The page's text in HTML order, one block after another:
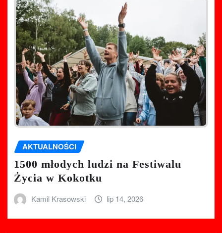
AKTUALNOŚCI
1500 młodych ludzi na Festiwalu
Życia w Kokotku
Kamil Krasowski lip 14, 2026